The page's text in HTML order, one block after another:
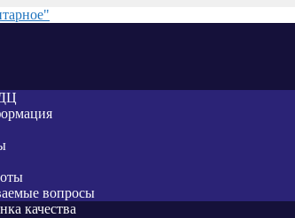
вопросы
качества